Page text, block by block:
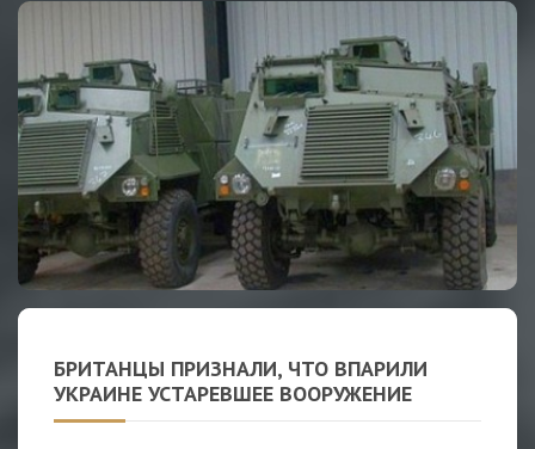
БРИТАНЦЫ ПРИЗНАЛИ, ЧТО ВПАРИЛИ
УКРАИНЕ УСТАРЕВШЕЕ ВООРУЖЕНИЕ